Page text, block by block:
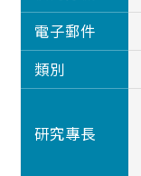
電子郵件
類別
研究專長